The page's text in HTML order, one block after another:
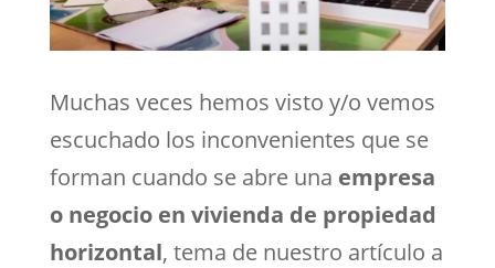
Muchas veces hemos visto y/o vemos
escuchado los inconvenientes que se
forman cuando se abre una empresa
o negocio en vivienda de propiedad
horizontal, tema de nuestro artículo a